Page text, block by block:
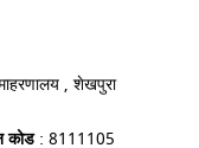
, शेखपुरा
कोड: 8111105